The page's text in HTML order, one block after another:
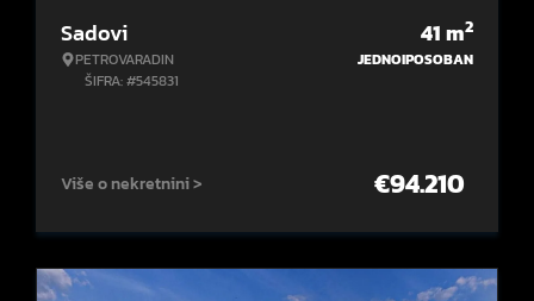
Sadovi
PETROVARADIN
ŠIFRA: #545831
41m2
JEDNOIPOSOBAN
Više o nekretnini > €94.210